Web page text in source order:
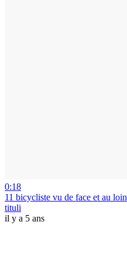
0:18
11 bicycliste vu de face et au loin
tituli
il y a 5 ans